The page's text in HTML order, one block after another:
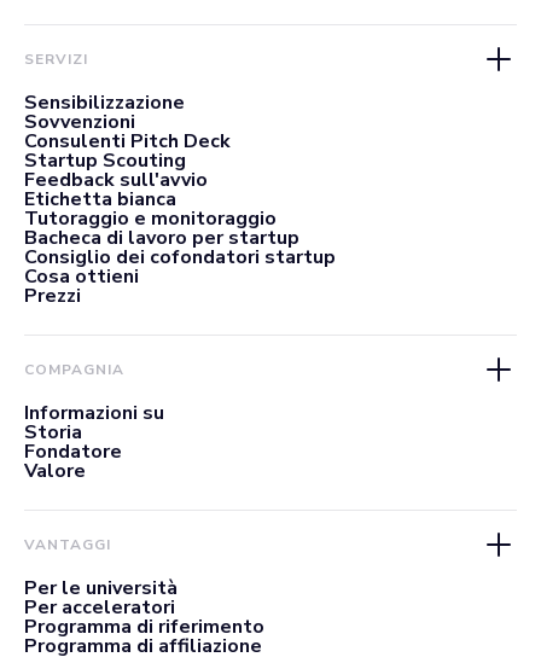
SERVIZI
Sensibilizzazione
Sovvenzioni
Consulenti Pitch Deck
Startup Scouting
Feedback sull'avvio
Etichetta bianca
Tutoraggio e monitoraggio
Bacheca di lavoro per startup
Consiglio dei cofondatori startup
Cosa ottieni
Prezzi
COMPAGNIA
Informazioni su
Storia
Fondatore
Valore
VANTAGGI
Per le università
Per acceleratori
Programma di riferimento
Programma di affiliazione